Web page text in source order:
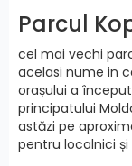
Parcul
cel mai vechi
acelasi nume in
orașului a
principatului
astăzi pe
pentru localnici